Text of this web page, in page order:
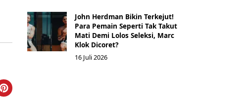
John Herdman Bikin Terkejut!
Para Pemain Seperti Tak Takut
Mati Demi Lolos Seleksi, Marc
Klok Dicoret?
16 Juli 2026